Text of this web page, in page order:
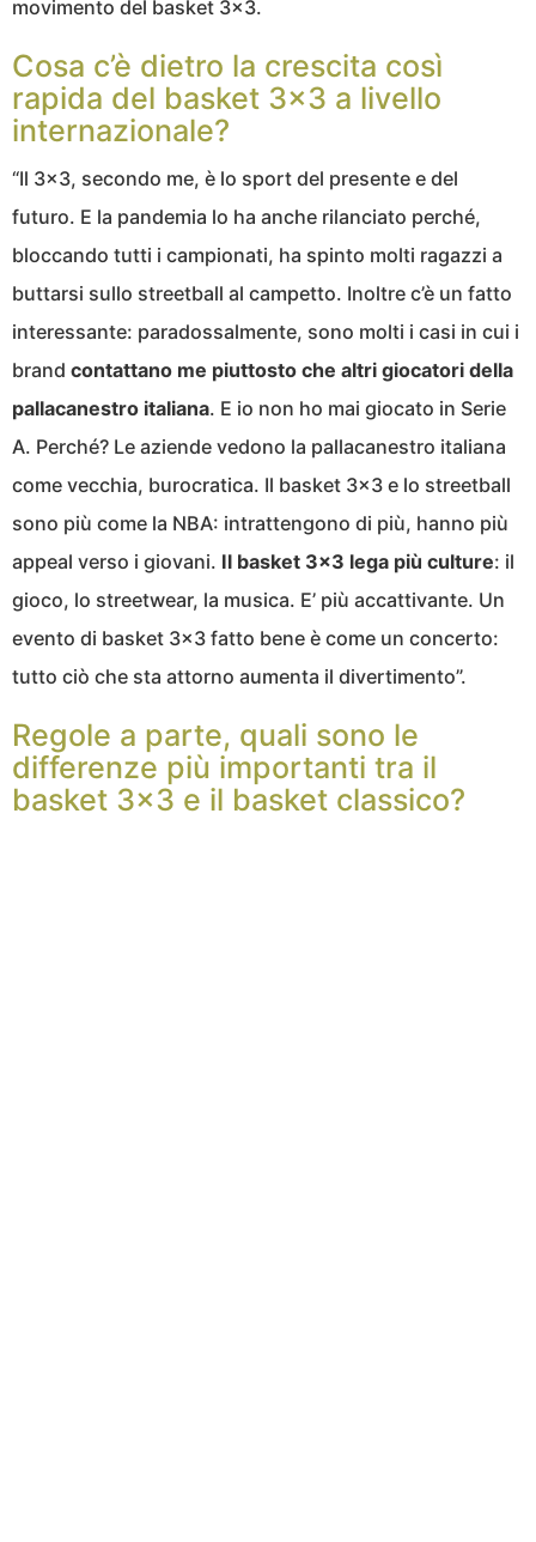
movimento del basket 3×3.
Cosa c’è dietro la crescita così
rapida del basket 3×3 a livello
internazionale?
“Il 3×3, secondo me, è lo sport del presente e del
futuro. E la pandemia lo ha anche rilanciato perché,
bloccando tutti i campionati, ha spinto molti ragazzi a
buttarsi sullo streetball al campetto. Inoltre c’è un fatto
interessante: paradossalmente, sono molti i casi in cui i
brand contattano me piuttosto che altri giocatori della
pallacanestro italiana. E io non ho mai giocato in Serie
A. Perché? Le aziende vedono la pallacanestro italiana
come vecchia, burocratica. Il basket 3×3 e lo streetball
sono più come la NBA: intrattengono di più, hanno più
appeal verso i giovani. Il basket 3×3 lega più culture: il
gioco, lo streetwear, la musica. E’ più accattivante. Un
evento di basket 3×3 fatto bene è come un concerto:
tutto ciò che sta attorno aumenta il divertimento”.
Regole a parte, quali sono le
differenze più importanti tra il
basket 3×3 e il basket classico?